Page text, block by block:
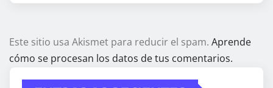
Este sitio usa Akismet para reducir el spam. Aprende
cómo se procesan los datos de tus comentarios.